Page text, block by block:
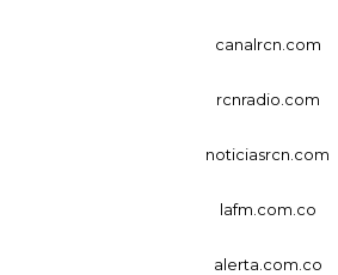
canalrcn.com
rcnradio.com
noticiasrcn.com
lafm.com.co
alerta.com.co